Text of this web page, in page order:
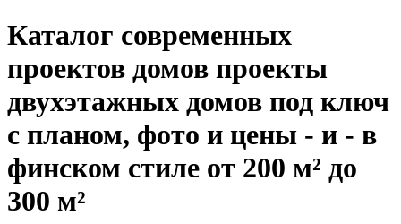
Каталог современных
проектов домов проекты
двухэтажных домов под ключ
с планом, фото и цены - и - в
финском стиле от 200 м² до
300 м²